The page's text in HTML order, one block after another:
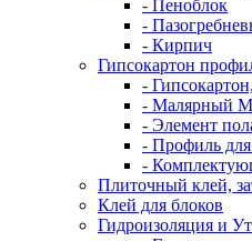
- Пеноблок
-
- Кирпич
Гипсокартон
-
- Малярный
- Элемент
- Профиль для
-
Плиточный клей,
Клей для блоков
Гидроизоляция и